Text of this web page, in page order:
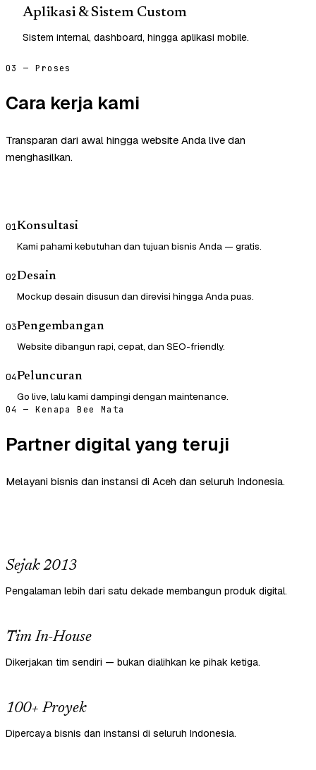
Aplikasi & Sistem Custom
Sistem internal, dashboard, hingga aplikasi mobile.
03 — Proses
Cara kerja kami
Transparan dari awal hingga website Anda live dan
menghasilkan.
01Konsultasi
Kami pahami kebutuhan dan tujuan bisnis Anda — gratis.
02Desain
Mockup desain disusun dan direvisi hingga Anda puas.
03Pengembangan
Website dibangun rapi, cepat, dan SEO-friendly.
04Peluncuran
Go live, lalu kami dampingi dengan maintenance.
04 — Kenapa Bee Mata
Partner digital yang teruji
Melayani bisnis dan instansi di Aceh dan seluruh Indonesia.
Sejak 2013
Pengalaman lebih dari satu dekade membangun produk digital.
Tim In-House
Dikerjakan tim sendiri — bukan dialihkan ke pihak ketiga.
100+ Proyek
Dipercaya bisnis dan instansi di seluruh Indonesia.